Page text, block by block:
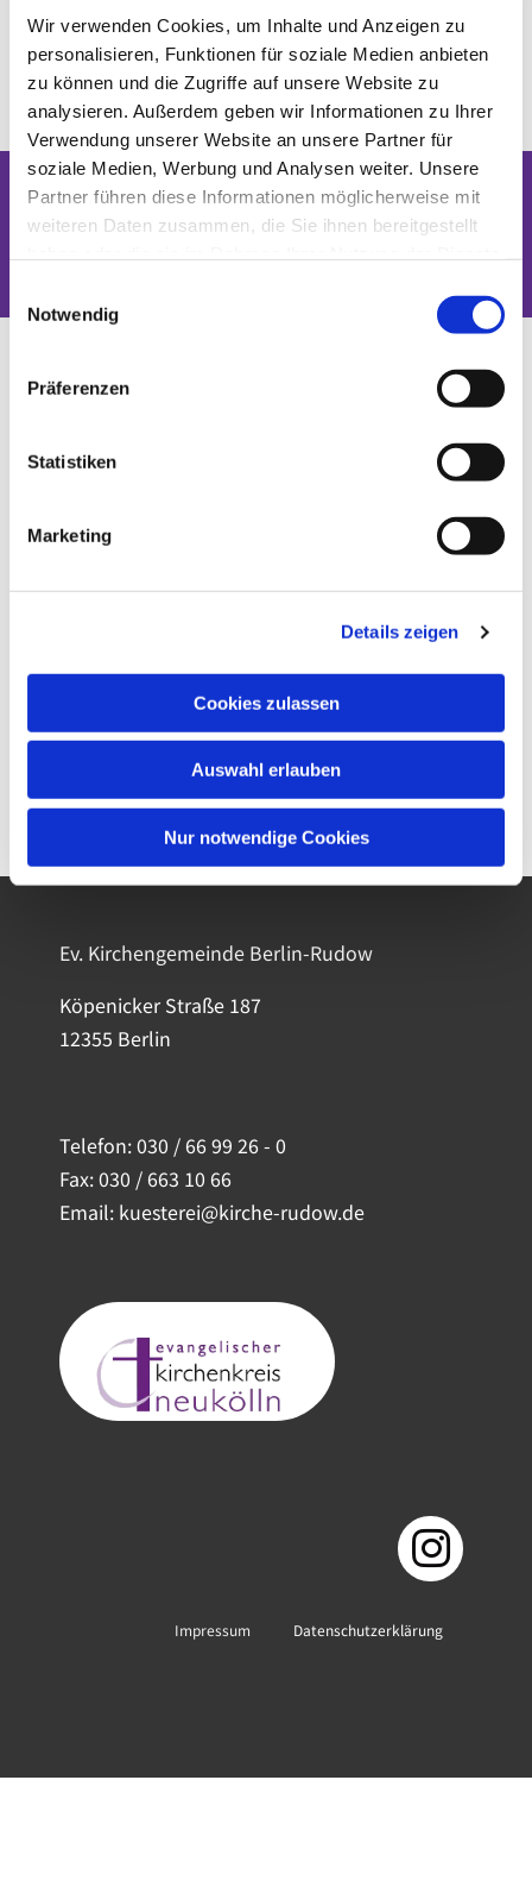
Wir verwenden Cookies, um Inhalte und Anzeigen zu
personalisieren, Funktionen für soziale Medien anbieten
zu können und die Zugriffe auf unsere Website zu
analysieren. Außerdem geben wir Informationen zu Ihrer
Verwendung unserer Website an unsere Partner für
soziale Medien, Werbung und Analysen weiter. Unsere
Partner führen diese Informationen möglicherweise mit
weiteren Daten zusammen, die Sie ihnen bereitgestellt
Notwendig
Präferenzen
Statistiken
Marketing
Details zeigen
Cookies zulassen
Auswahl erlauben
Nur notwendige Cookies
Dies könnte Sie auch interessieren
Ev. Kirchengemeinde Berlin-Rudow
Köpenicker Straße 187
12355 Berlin
Telefon:030 / 66 99 26 - 0
Fax: 030 / 663 10 66
Email: kuesterei@kirche-rudow.de
Impressum Datenschutzerklärung